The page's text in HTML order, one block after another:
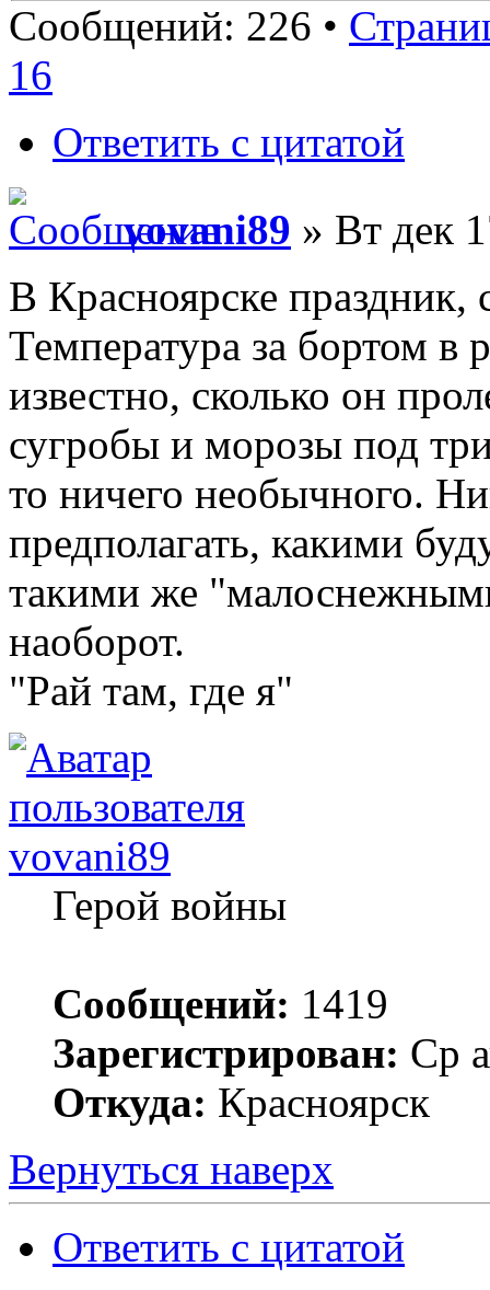
Сообщений: 226 •
16
Ответить с цитатой
vovani89 » Вт дек
В Красноярске праздник,
Температура за бортом в
известно, сколько он
сугробы и морозы под
то ничего необычного.
предполагать, какими
такими же
наоборот.
"Рай там, где я"
vovani89
Герой войны
Сообщений: 1419
Зарегистрирован: Ср
Откуда: Красноярск
Вернуться наверх
Ответить с цитатой